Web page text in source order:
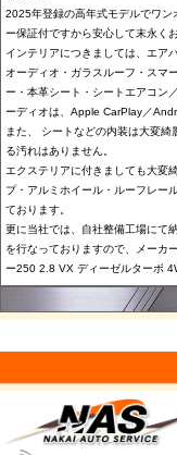
2025年登録の高年式モデルでワ
ー保証付ですから安心して末永く
インテリアにつきましては、エア
オーディオ・ガラスルーフ・スマ
ー・本革シート・シートエアコン
ーディオは、Apple CarPlay／
また、 シートなどの内装は大変
る汚れはありません。
エクステリアに付きましても大変
プ・アルミホイール・ルーフレー
ております。
更に当社では、自社整備工場にて
を行なっておりますので、メーカ
ー250 2.8 VX ディーゼルターボ